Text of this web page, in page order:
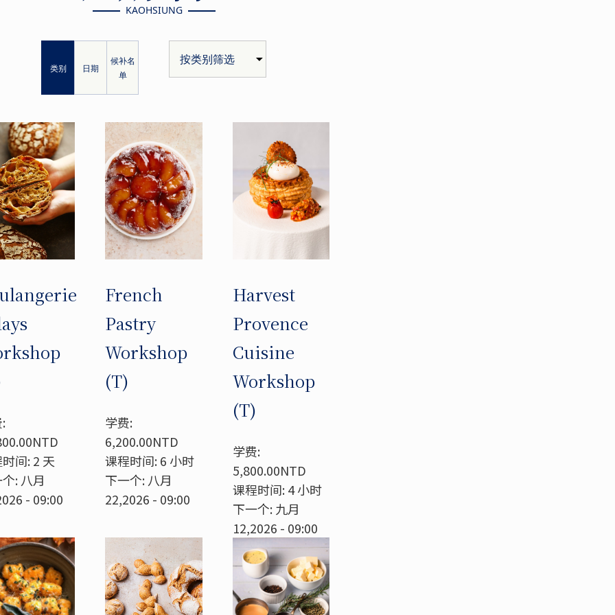
KAOHSIUNG
类别 日期
候补名
单
间: 2 天
: 八月
- 09:00
French
Pastry
Workshop
(T)
学费:
6,200.00NTD
课程时间: 6 小时
下一个: 八月
22,2026 - 09:00
Harvest
Provence
Cuisine
Workshop
(T)
学费:
5,800.00NTD
课程时间: 4 小时
下一个: 九月
12,2026 - 09:00